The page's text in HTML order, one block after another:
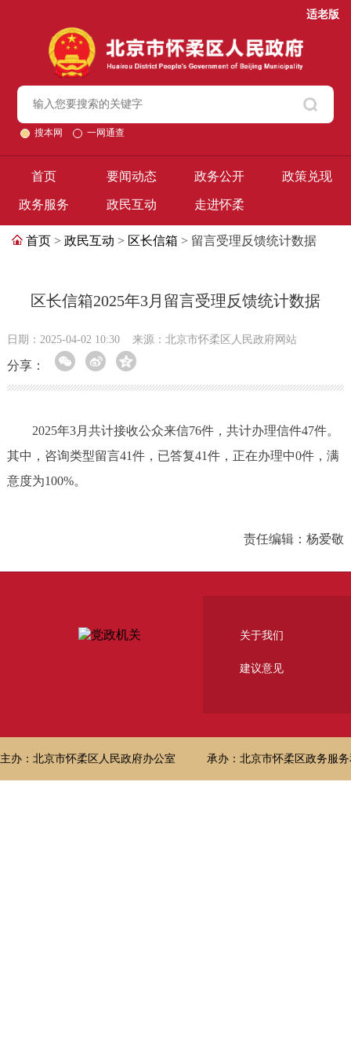
适老版
搜本网 一网通查
首页 要闻动态 政务公开 政策兑现
政务服务 政民互动 走进怀柔
首页 > 政民互动 > 区长信箱 > 留言受理反馈统计数据
区长信箱2025年3月留言受理反馈统计数据
日期：2025-04-02 10:30 来源：北京市怀柔区人民政府网站
分享：
2025年3月共计接收公众来信76件，共计办理信件47件。
其中，咨询类型留言41件，已答复41件，正在办理中0件，满
意度为100%。
责任编辑：杨爱敬
关于我们
建议意见
主办：北京市怀柔区人民政府办公室 承办：北京市怀柔区政务服